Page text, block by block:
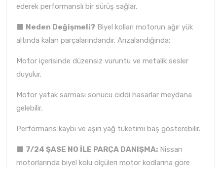
ederek performanslı bir sürüş sağlar.
⬛ Neden Değişmeli? Biyel kolları motorun ağır yük
altında kalan parçalarındandır. Arızalandığında:
Motor içerisinde düzensiz vuruntu ve metalik sesler
duyulur.
Motor yatak sarması sonucu ciddi hasarlar meydana
gelebilir.
Performans kaybı ve aşırı yağ tüketimi baş gösterebilir.
⬛ 7/24 ŞASE NO İLE PARÇA DANIŞMA: Nissan
motorlarında biyel kolu ölçüleri motor kodlarına göre